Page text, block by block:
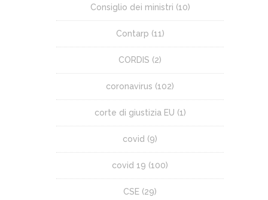
Consiglio dei ministri (10)
Contarp (11)
CORDIS (2)
coronavirus (102)
corte di giustizia EU (1)
covid (9)
covid 19 (100)
CSE (29)